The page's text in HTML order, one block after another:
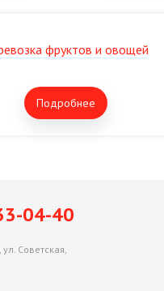
фруктов и овощей
Подробнее
04-40
Советская,